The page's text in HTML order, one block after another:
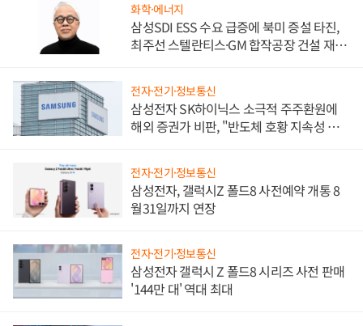
화학·에너지
삼성SDI ESS 수요 급증에 북미 증설 타진,
최주선 스텔란티스·GM 합작공장 건설 재추
전자·전기·정보통신
삼성전자 SK하이닉스 소극적 주주환원에
해외 증권가 비판, "반도체 호황 지속성 의
전자·전기·정보통신
삼성전자, 갤럭시Z 폴드8 사전예약 개통 8
월31일까지 연장
전자·전기·정보통신
삼성전자 갤럭시 Z 폴드8 시리즈 사전 판매
'144만 대' 역대 최대